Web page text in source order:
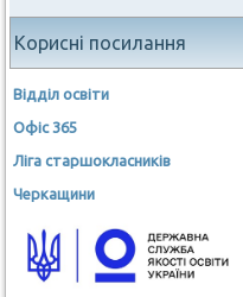
Корисні посилання
Відділ освіти
Офіс 365
Ліга старшокласників
Черкащини